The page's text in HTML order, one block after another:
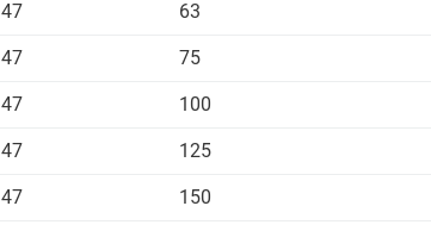
47 63
47 75
47 100
47 125
47 150